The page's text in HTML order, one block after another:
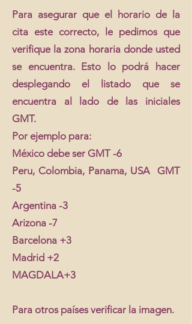
Para asegurar que el horario de la
cita este correcto, le pedimos que
verifique la zona horaria donde usted
se encuentra. Esto lo podrá hacer
desplegando el listado que se
encuentra al lado de las iniciales
GMT.
Por ejemplo para:
México debe ser GMT -6
Peru, Colombia, Panama, USA GMT
-5
Argentina -3
Arizona -7
Barcelona +3
Madrid +2
MAGDALA+3
Para otros países verificar la imagen.